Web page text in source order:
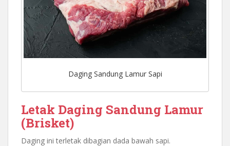
Daging Sandung Lamur Sapi
Letak Daging Sandung Lamur
(Brisket)
Daging ini terletak dibagian dada bawah sapi.